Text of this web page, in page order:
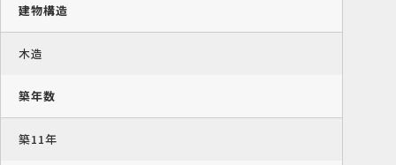
建物構造
木造
築年数
築11年